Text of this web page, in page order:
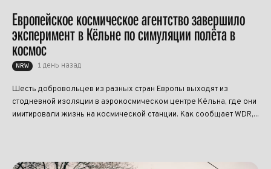
Европейское космическое агентство завершило
эксперимент в Кёльне по симуляции полёта в
космос
NRW 1 день назад
Шесть добровольцев из разных стран Европы выходят из
стодневной изоляции в аэрокосмическом центре Кёльна, где они
имитировали жизнь на космической станции. Как сообщает WDR,...